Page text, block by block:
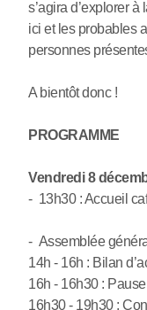
s’agira d’explorer
ici et les probables
personnes
A bientôt donc !
PROGRAMME
Vendredi 8
- 13h30 : Accueil
- Assemblée
14h - 16h : Bilan
16h - 16h30 : Pause
16h30 - 19h30 :